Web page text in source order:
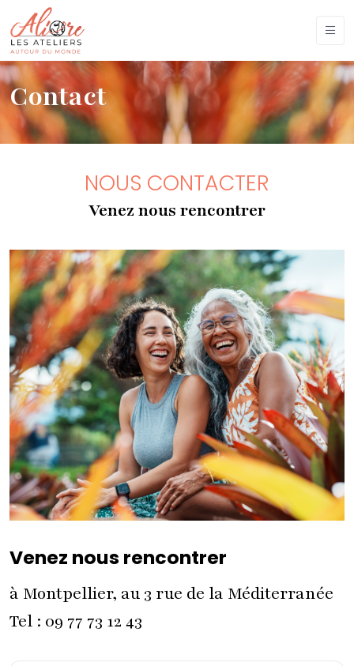
Contact
NOUS CONTACTER
Venez nous rencontrer
Venez nous rencontrer
à Montpellier, au 3 rue de la Méditerranée
Tel : 09 77 73 12 43